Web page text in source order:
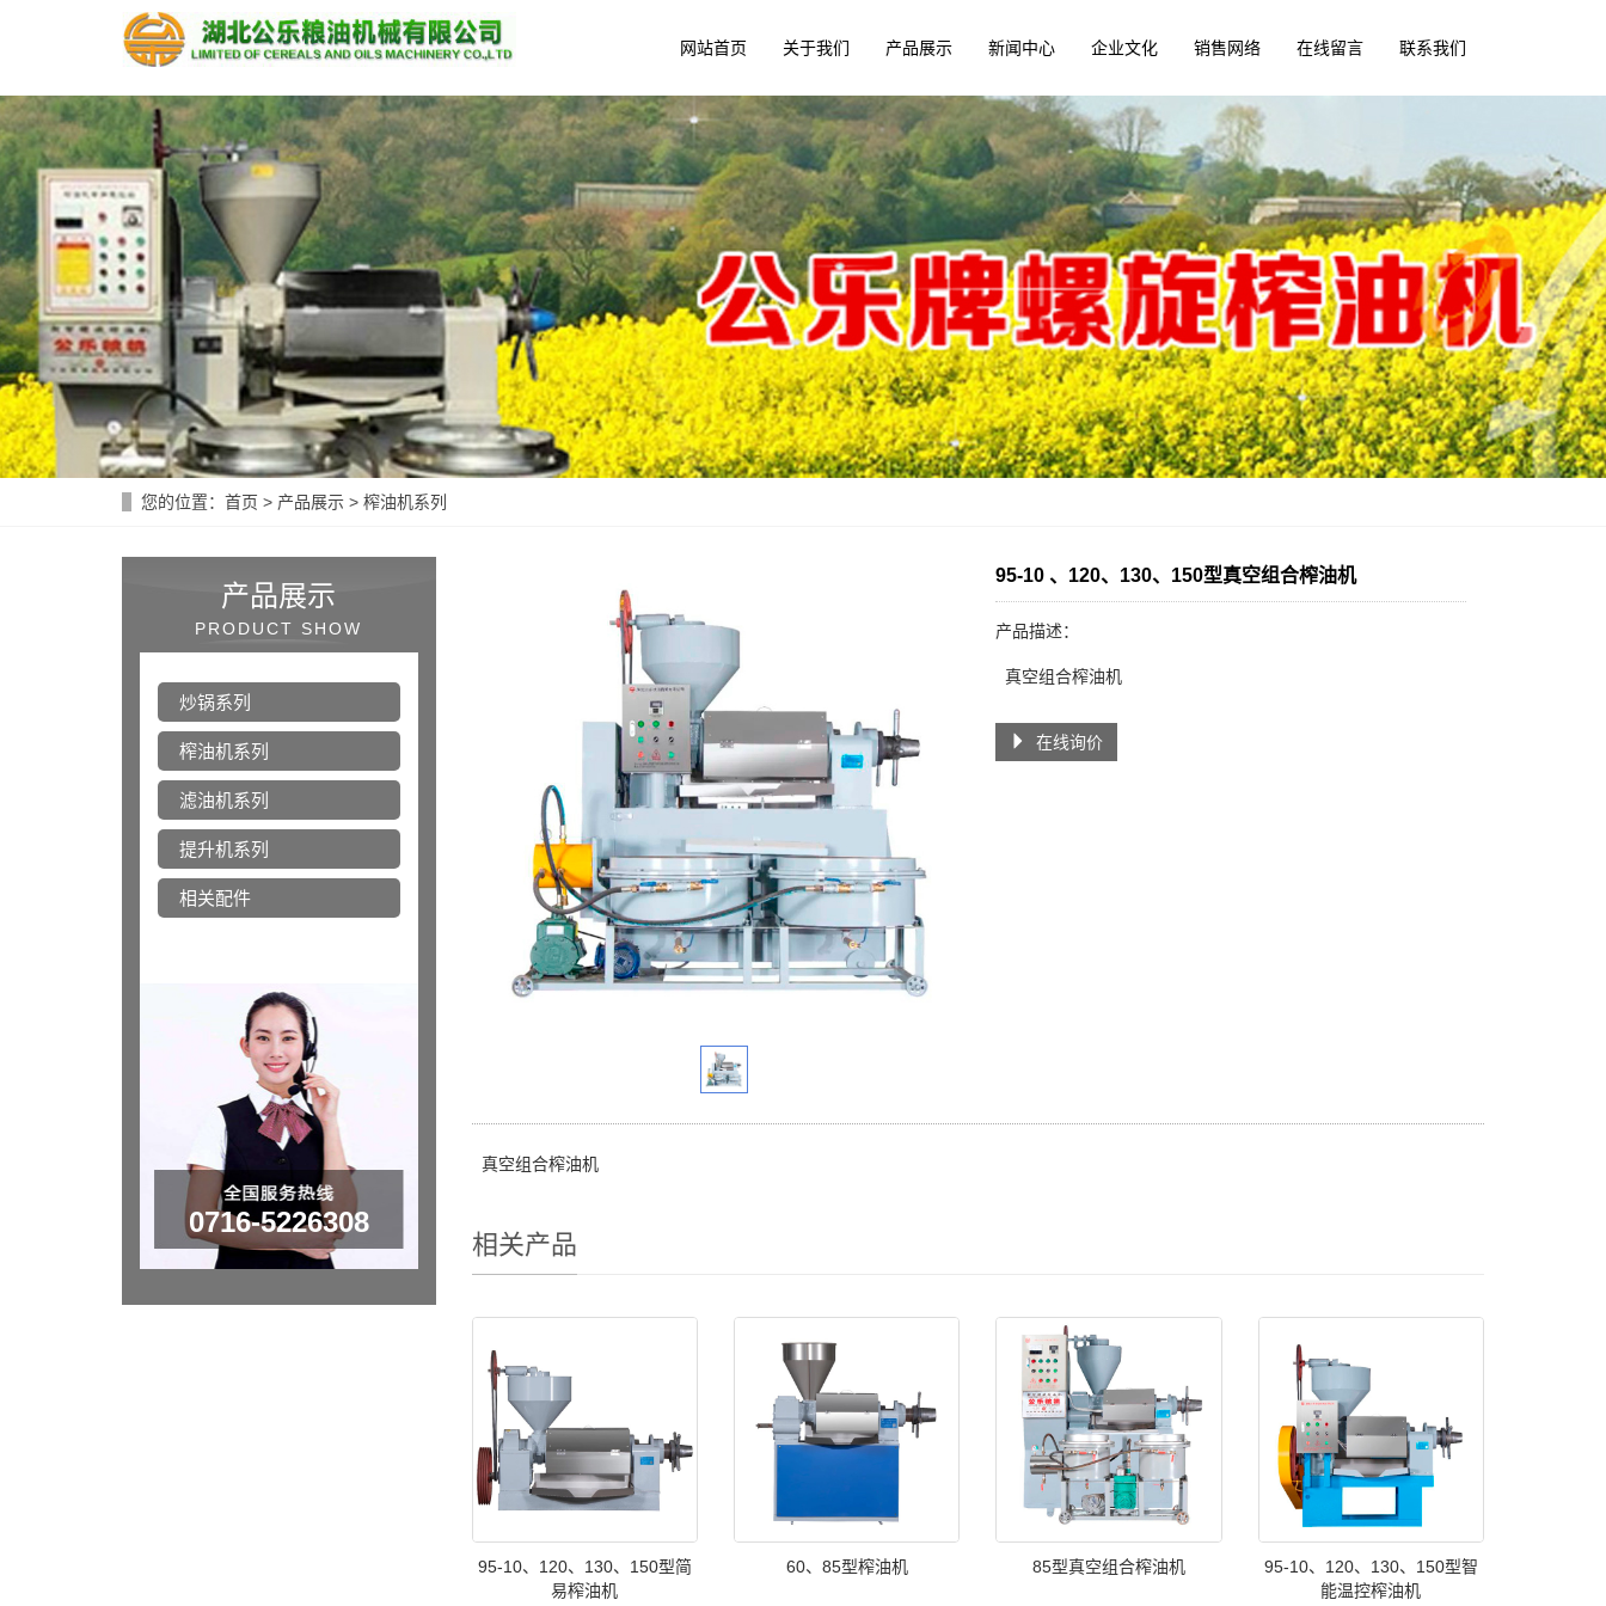
网站首页 关于我们 产品展示 新闻中心 企业文化 销售网络 在线留言 联系我们
您的位置： 首页 > 产品展示 > 榨油机系列
95-10 、120、130、150型真空组合榨油机
产品描述：
真空组合榨油机
在线询价
真空组合榨油机
相关产品
95-10、120、130、150型简
易榨油机
60、85型榨油机 85型真空组合榨油机
95-10、120、130、150型智
能温控榨油机
产品展示
PRODUCT SHOW
炒锅系列
榨油机系列
滤油机系列
提升机系列
相关配件
0716-5226308